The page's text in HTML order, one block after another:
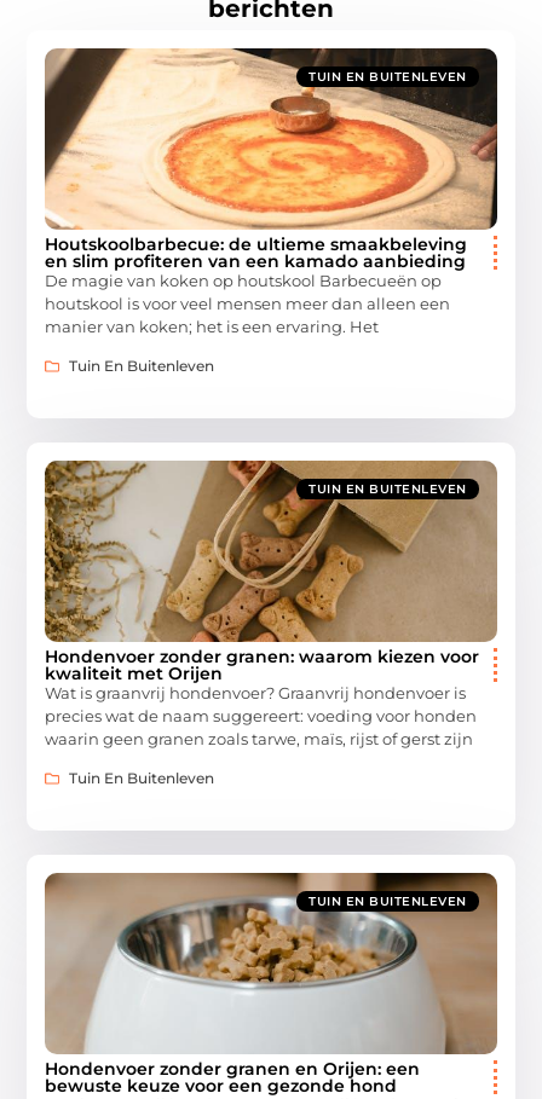
berichten
TUIN EN BUITENLEVEN
Houtskoolbarbecue: de ultieme smaakbeleving
en slim profiteren van een kamado aanbieding
De magie van koken op houtskool Barbecueën op
houtskool is voor veel mensen meer dan alleen een
manier van koken; het is een ervaring. Het
Tuin En Buitenleven
TUIN EN BUITENLEVEN
Hondenvoer zonder granen: waarom kiezen voor
kwaliteit met Orijen
Wat is graanvrij hondenvoer? Graanvrij hondenvoer is
precies wat de naam suggereert: voeding voor honden
waarin geen granen zoals tarwe, maïs, rijst of gerst zijn
Tuin En Buitenleven
TUIN EN BUITENLEVEN
Hondenvoer zonder granen en Orijen: een
bewuste keuze voor een gezonde hond